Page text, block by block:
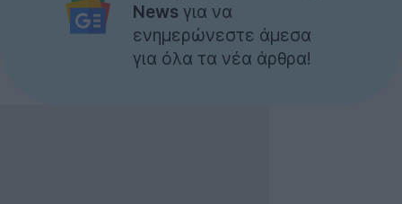
News για να
ενημερώνεστε άμεσα
για όλα τα νέα άρθρα!